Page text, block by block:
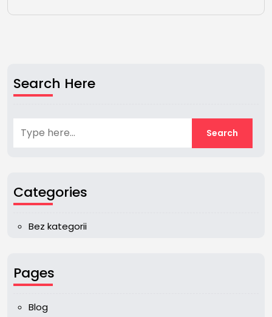
Search Here
Categories
Bez kategorii
Pages
Blog